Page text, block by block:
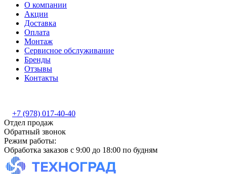
О компании
Акции
Доставка
Оплата
Монтаж
Сервисное обслуживание
Бренды
Отзывы
Контакты
+7 (978) 017-40-40
Отдел продаж
Обратный звонок
Режим работы:
Обработка заказов с 9:00 до 18:00 по будням